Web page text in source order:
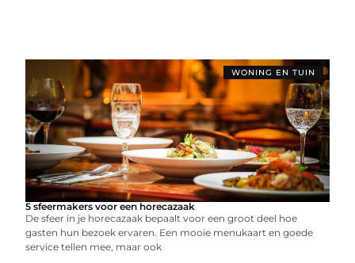
WONING EN TUIN
5 sfeermakers voor een horecazaak
De sfeer in je horecazaak bepaalt voor een groot deel hoe
gasten hun bezoek ervaren. Een mooie menukaart en goede
service tellen mee, maar ook